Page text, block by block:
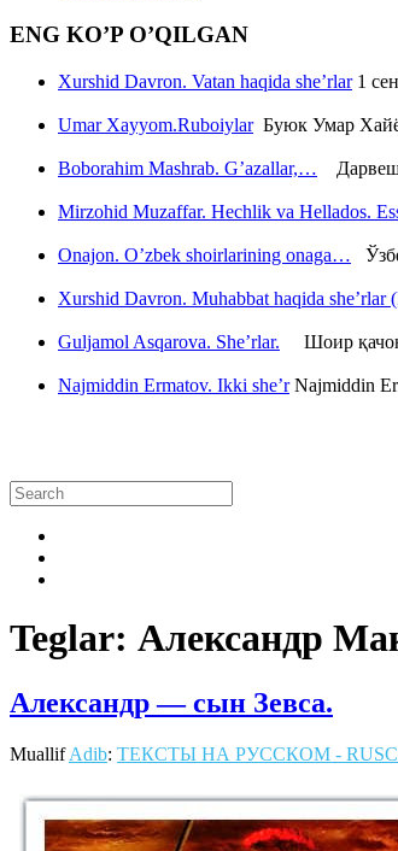
ENG KO’P O’QILGAN
Xurshid Davron. Vatan haqida she’rlar1
Umar Xayyom.RuboiylarБуюк Умар
Boborahim Mashrab. G’azallar,…
Mirzohid Muzaffar. Hechlik va Hellados.
Onajon. O’zbek shoirlarining onaga…
Xurshid Davron. Muhabbat haqida she’rlar
Guljamol Asqarova. She’rlar. Шоир қачон
Najmiddin Ermatov. Ikki she’rNajmiddin
Teglar: Александр
Александр — сын Зевса.
MuallifAdib: ТЕКСТЫ НА РУССКОМ -